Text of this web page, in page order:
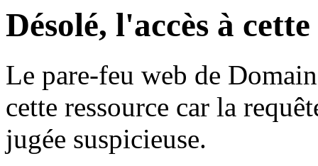
Désolé, l'accès à
Le pare-feu web de
cette ressource car la
jugée suspicieuse.